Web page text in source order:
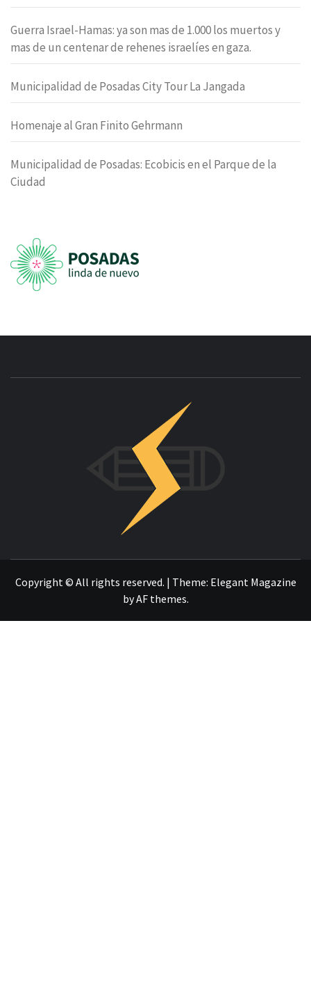
Guerra Israel-Hamas: ya son mas de 1.000 los muertos y
mas de un centenar de rehenes israelíes en gaza.
Municipalidad de Posadas City Tour La Jangada
Homenaje al Gran Finito Gehrmann
Municipalidad de Posadas: Ecobicis en el Parque de la
Ciudad
Copyright © All rights reserved. | Theme: Elegant Magazine
byAF themes.